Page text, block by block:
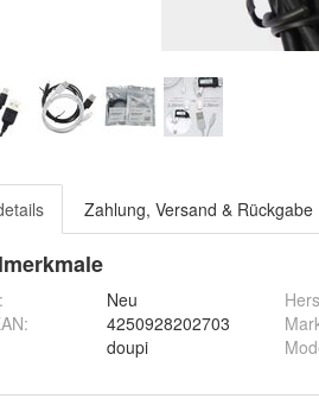
Zahlung, Versand & Rückgabe
Neu
4250928202703
doupi